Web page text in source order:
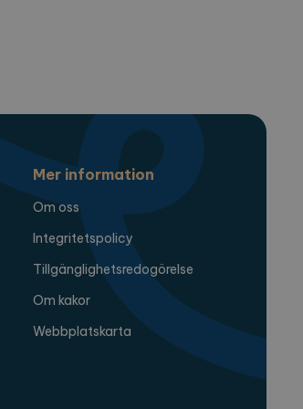
Mer information
Om oss
Integritetspolicy
Tillgänglighetsredogörelse
Om kakor
Webbplatskarta